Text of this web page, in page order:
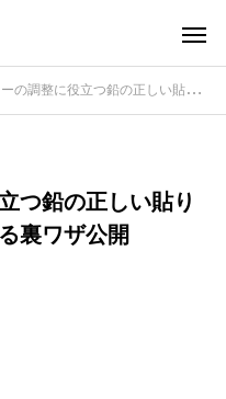
役立つ鉛の正しい貼り方！最適な重さを見つける裏ワザ公開
つ鉛の正しい貼り
裏ワザ公開